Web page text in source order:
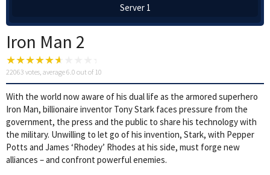
Server 1
Iron Man 2
22063 votes, average6.0 out of 10
With the world now aware of his dual life as the armored superhero
Iron Man, billionaire inventor Tony Stark faces pressure from the
government, the press and the public to share his technology with
the military. Unwilling to let go of his invention, Stark, with Pepper
Potts and James ‘Rhodey’ Rhodes at his side, must forge new
alliances – and confront powerful enemies.